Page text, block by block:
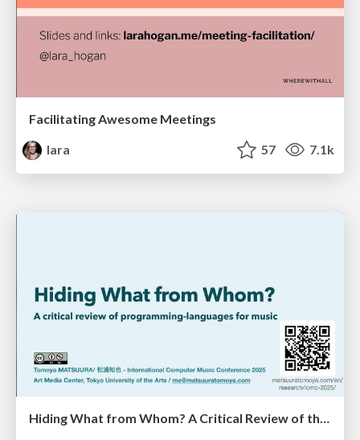
Facilitating Awesome Meetings
lara
57 7.1k
Hiding What from Whom? A Critical Review of the History of Programming languages for Music